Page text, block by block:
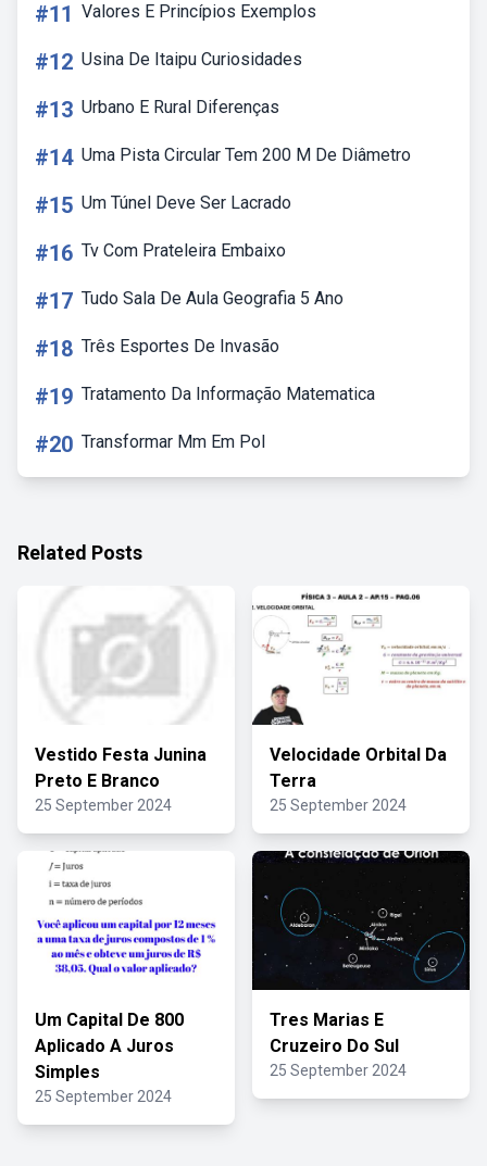
#11 Valores E Princípios Exemplos
#12 Usina De Itaipu Curiosidades
#13 Urbano E Rural Diferenças
#14 Uma Pista Circular Tem 200 M De Diâmetro
#15 Um Túnel Deve Ser Lacrado
#16 Tv Com Prateleira Embaixo
#17 Tudo Sala De Aula Geografia 5 Ano
#18 Três Esportes De Invasão
#19 Tratamento Da Informação Matematica
#20 Transformar Mm Em Pol
Related Posts
Vestido Festa Junina
Preto E Branco
25 September 2024
Velocidade Orbital Da
Terra
25 September 2024
Um Capital De 800
Aplicado A Juros
Simples
25 September 2024
Tres Marias E
Cruzeiro Do Sul
25 September 2024